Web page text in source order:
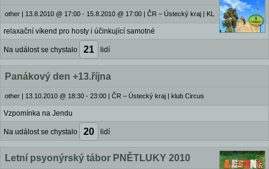
other | 13.8.2010 @ 17:00 - 15.8.2010 @ 17:00 | ČR – Ústecký kraj | KL
relaxační víkend pro hosty i účinkující samotné
Na událost se chystalo 21 lidí
Panákový den +13.října
other | 13.10.2010 @ 18:30 - 23:00 | ČR – Ústecký kraj | klub Circus
Vzpomínka na Jendu
Na událost se chystalo 20 lidí
Letní psyonýrský tábor PNĚTLUKY 2010